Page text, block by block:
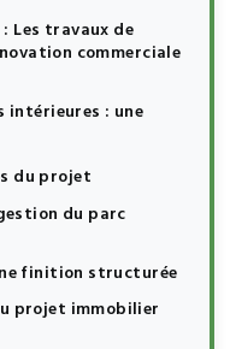
Les travaux de
commerciale
intérieures : une
du projet
du parc
finition structurée
projet immobilier